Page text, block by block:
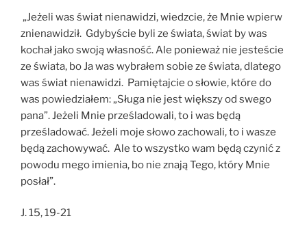
„Jeżeli was świat nienawidzi, wiedzcie, że Mnie wpierw
znienawidził. Gdybyście byli ze świata, świat by was
kochał jako swoją własność. Ale ponieważ nie jesteście
ze świata, bo Ja was wybrałem sobie ze świata, dlatego
was świat nienawidzi. Pamiętajcie o słowie, które do
was powiedziałem: „Sługa nie jest większy od swego
pana”. Jeżeli Mnie prześladowali, to i was będą
prześladować. Jeżeli moje słowo zachowali, to i wasze
będą zachowywać. Ale to wszystko wam będą czynić z
powodu mego imienia, bo nie znają Tego, który Mnie
posłał”.
J. 15, 19-21